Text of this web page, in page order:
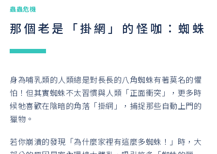
蟲蟲危機
那個老是「掛網」的怪咖：蜘蛛
身為哺乳類的人類總是對長長的八角蜘蛛有著莫名的懼
怕！但其實蜘蛛不太習慣與人類「正面衝突」，更多時
候牠喜歡在陰暗的角落「掛網」，捕捉那些自動上門的
獵物。
若你崩潰的發現「為什麼家裡有這麼多蜘蛛！」時，大